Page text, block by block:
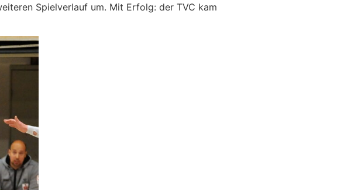
Spielverlauf um. Mit Erfolg: der TVC kam